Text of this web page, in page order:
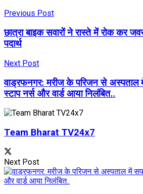
Previous Post
छात्रा बाइक सवारों ने रास्ते में रोक कर
पदार्थ
Next Post
वाड्रफनगर: मरीज के परिजन से
स्टाप नर्स और वार्ड आया निलंबित..
Team Bharat TV24x7
Next Post